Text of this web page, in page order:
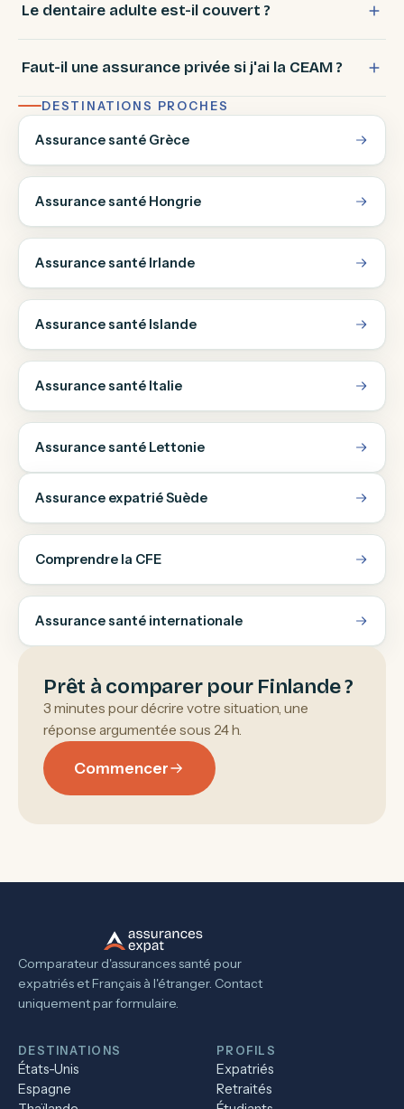
Le dentaire adulte est-il couvert ?
Faut-il une assurance privée si j'ai la CEAM ?
DESTINATIONS PROCHES
Assurance santé Grèce
Assurance santé Hongrie
Assurance santé Irlande
Assurance santé Islande
Assurance santé Italie
Assurance santé Lettonie
Assurance expatrié Suède
Comprendre la CFE
Assurance santé internationale
Prêt à comparer pour Finlande ?
3 minutes pour décrire votre situation, une
réponse argumentée sous 24 h.
Commencer
Comparateur d'assurances santé pour
expatriés et Français à l'étranger. Contact
uniquement par formulaire.
DESTINATIONS
États-Unis
Espagne
PROFILS
Expatriés
Retraités